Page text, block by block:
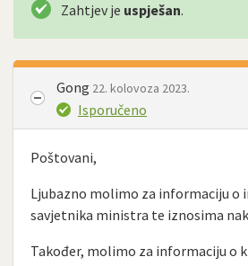
Zahtjev je uspješan.
Gong 22. kolovoza 2023.
Isporučeno
Poštovani,
Ljubazno molimo za informaciju o
savjetnika ministra te iznosima
Također, molimo za informaciju o